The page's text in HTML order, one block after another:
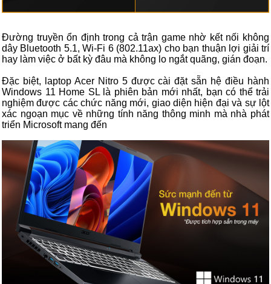
Đường truyền ổn định trong cả trận game nhờ kết nối không
dây Bluetooth 5.1, Wi-Fi 6 (802.11ax) cho bạn thuận lợi giải trí
hay làm việc ở bất kỳ đâu mà không lo ngắt quãng, gián đoạn.
Đặc biệt, laptop Acer Nitro 5 được cài đặt sẵn hệ điều hành
Windows 11 Home SL là phiên bản mới nhất, bạn có thể trải
nghiệm được các chức năng mới, giao diện hiện đại và sự lột
xác ngoạn mục về những tính năng thông minh mà nhà phát
triển Microsoft mang đến